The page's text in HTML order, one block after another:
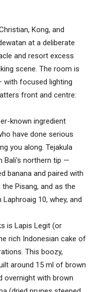
Kong, and
at a deliberate
and resort excess
scene. The room is
with focused lighting
front and centre:
known ingredient
have done serious
you along. Tejakula
Bali's northern tip —
banana and paired with
Pisang, and as the
10, whey, and
is Lapis Legit (or
rich Indonesian cake of
This boozy,
around 15 ml of brown
overnight with brown